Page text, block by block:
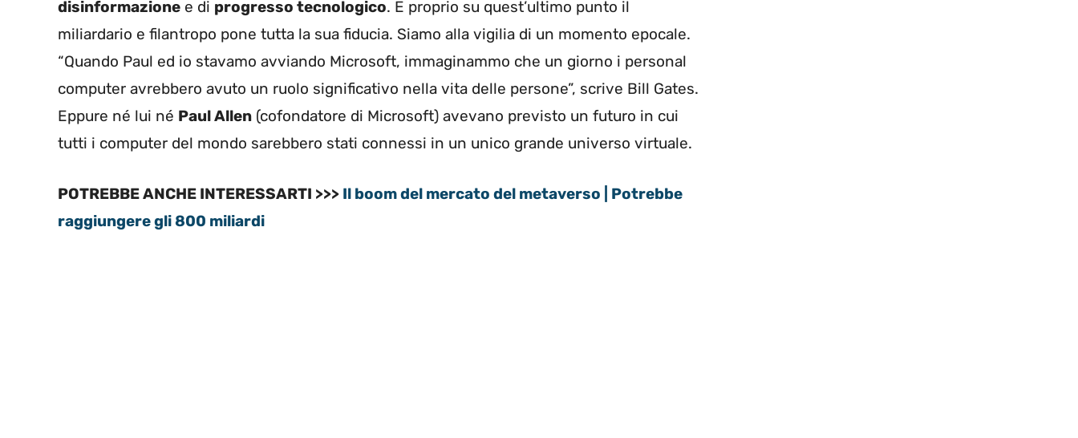
disinformazione e di progresso tecnologico. E proprio su quest’ultimo punto il
miliardario e filantropo pone tutta la sua fiducia. Siamo alla vigilia di un momento epocale.
“Quando Paul ed io stavamo avviando Microsoft, immaginammo che un giorno i personal
computer avrebbero avuto un ruolo significativo nella vita delle persone”, scrive Bill Gates.
Eppure né lui né Paul Allen (cofondatore di Microsoft) avevano previsto un futuro in cui
tutti i computer del mondo sarebbero stati connessi in un unico grande universo virtuale.
POTREBBE ANCHE INTERESSARTI >>> Il boom del mercato del metaverso | Potrebbe
raggiungere gli 800 miliardi